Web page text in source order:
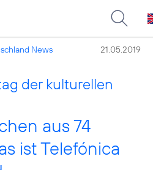
News 21.05.2019
der kulturellen
aus 74
ist Telefónica